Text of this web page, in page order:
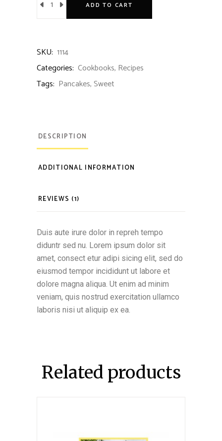
ADD TO CART
SKU: 1114
Categories: Cookbooks, Recipes
Tags: Pancakes,Sweet
DESCRIPTION
ADDITIONAL INFORMATION
REVIEWS (1)
Duis aute irure dolor in repreh tempo
diduntr sed nu. Lorem ipsum dolor sit
amet, consect etur adipi sicing elit, sed do
eiusmod tempor incididunt ut labore et
dolore magna aliqua. Ut enim ad minim
veniam, quis nostrud exercitation ullamco
laboris nisi ut aliquip ex ea.
Related products